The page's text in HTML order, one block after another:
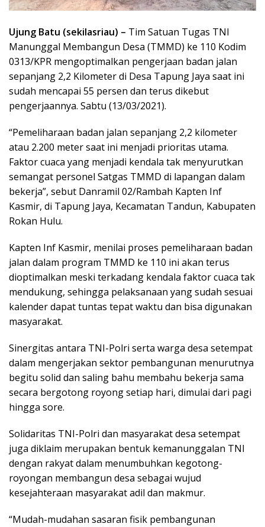
Ujung Batu (sekilasriau) – Tim Satuan Tugas TNI
Manunggal Membangun Desa (TMMD) ke 110 Kodim
0313/KPR mengoptimalkan pengerjaan badan jalan
sepanjang 2,2 Kilometer di Desa Tapung Jaya saat ini
sudah mencapai 55 persen dan terus dikebut
pengerjaannya. Sabtu (13/03/2021).
“Pemeliharaan badan jalan sepanjang 2,2 kilometer
atau 2.200 meter saat ini menjadi prioritas utama.
Faktor cuaca yang menjadi kendala tak menyurutkan
semangat personel Satgas TMMD di lapangan dalam
bekerja”, sebut Danramil 02/Rambah Kapten Inf
Kasmir, di Tapung Jaya, Kecamatan Tandun, Kabupaten
Rokan Hulu.
Kapten Inf Kasmir, menilai proses pemeliharaan badan
jalan dalam program TMMD ke 110 ini akan terus
dioptimalkan meski terkadang kendala faktor cuaca tak
mendukung, sehingga pelaksanaan yang sudah sesuai
kalender dapat tuntas tepat waktu dan bisa digunakan
masyarakat.
Sinergitas antara TNI-Polri serta warga desa setempat
dalam mengerjakan sektor pembangunan menurutnya
begitu solid dan saling bahu membahu bekerja sama
secara bergotong royong setiap hari, dimulai dari pagi
hingga sore.
Solidaritas TNI-Polri dan masyarakat desa setempat
juga diklaim merupakan bentuk kemanunggalan TNI
dengan rakyat dalam menumbuhkan kegotong-
royongan membangun desa sebagai wujud
kesejahteraan masyarakat adil dan makmur.
“Mudah-mudahan sasaran fisik pembangunan